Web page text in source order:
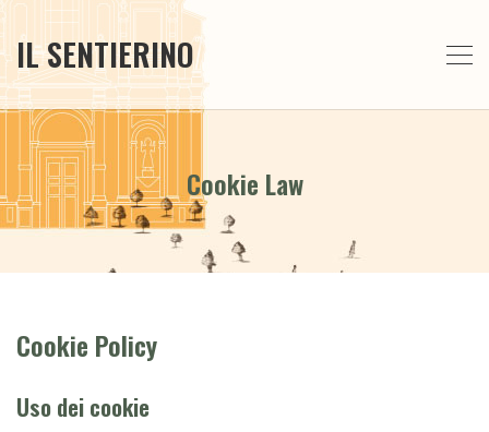
IL SENTIERINO
Cookie Law
Cookie Policy
Uso dei cookie